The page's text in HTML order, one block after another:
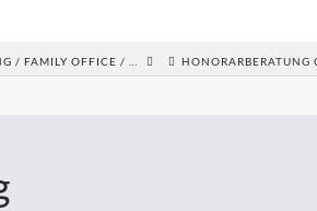
/ FAMILY OFFICE / … HONORARBERATUNG